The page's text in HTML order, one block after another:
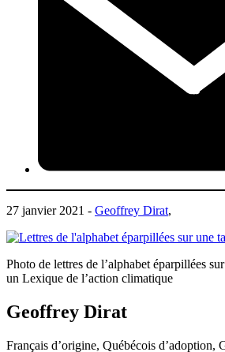
27 janvier 2021 - Geoffrey Dirat,
Photo de lettres de l’alphabet éparpillées
un Lexique de l’action climatique
Geoffrey Dirat
Français d’origine, Québécois d’adoption,